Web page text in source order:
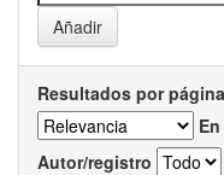
Resultados por página
Autor/registro